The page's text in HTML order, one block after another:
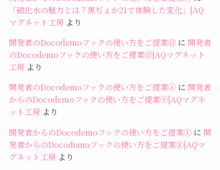
「磁化水の魅力とは？黒ぢょか21で体験した変化」|AQ
マグネット工房 より
開発者のDocodemoフックの使い方をご提案⑫に 開発者
のDocodemoフックの使い方をご提案⑬|AQマグネット
工房 より
開発者のDocodemoフックの使い方をご提案④に 開発者
からのDocodemoフックの使い方をご提案⑨|AQマグネ
ット工房 より
開発者からのDocodemoフックの使い方をご提案①に 開
発者からのDocodemoフックの使い方をご提案⑧|AQマ
グネット工房 より